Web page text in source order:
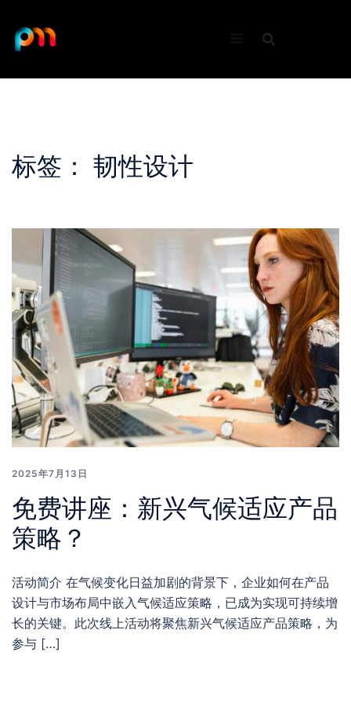
content
标签： 韧性设计
2025年7月13日
免费讲座：新兴气候适应产品
策略？
活动简介 在气候变化日益加剧的背景下，企业如何在产品
设计与市场布局中嵌入气候适应策略，已成为实现可持续增
长的关键。此次线上活动将聚焦新兴气候适应产品策略，为
参与 […]